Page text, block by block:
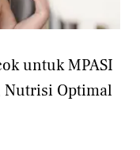
untuk MPASI
Nutrisi Optimal